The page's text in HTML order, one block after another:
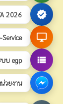
2026 verified
Service desktop_windows
บบ egp view_list
วยงาน